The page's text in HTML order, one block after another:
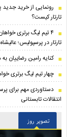
رونمایی از خرید
تارتار کیست؟
۴ تیم لیگ برتری
تارتار در پرسپولیس؛‌
کنایه رامین رضاییان
چهار تیم لیگ برتری
دستاوردی مهم برای
انتقالات تابستانی
تصویر روز